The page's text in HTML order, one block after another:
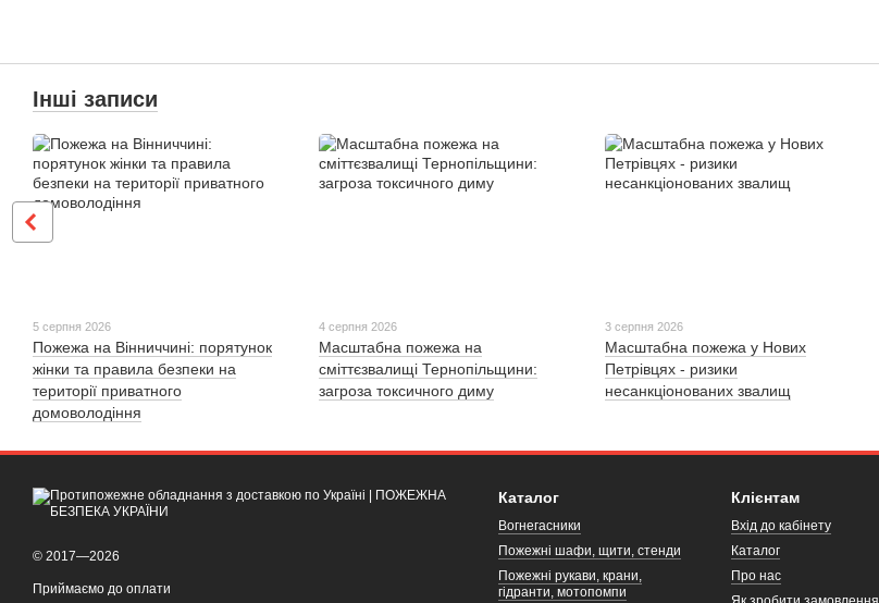
Інші записи
5 серпня 2026
Пожежа на Вінниччині: порятунок
жінки та правила безпеки на
території приватного
домоволодіння
4 серпня 2026
Масштабна пожежа на
сміттєзвалищі Тернопільщини:
загроза токсичного диму
3 серпня 2026
Масштабна пожежа у Нових
Петрівцях - ризики
несанкціонованих звалищ
© 2017—2026
Приймаємо до оплати
Каталог
Вогнегасники
Пожежні шафи, щити, стенди
Пожежні рукави, крани,
гідранти, мотопомпи
Клієнтам
Вхід до кабінету
Каталог
Про нас